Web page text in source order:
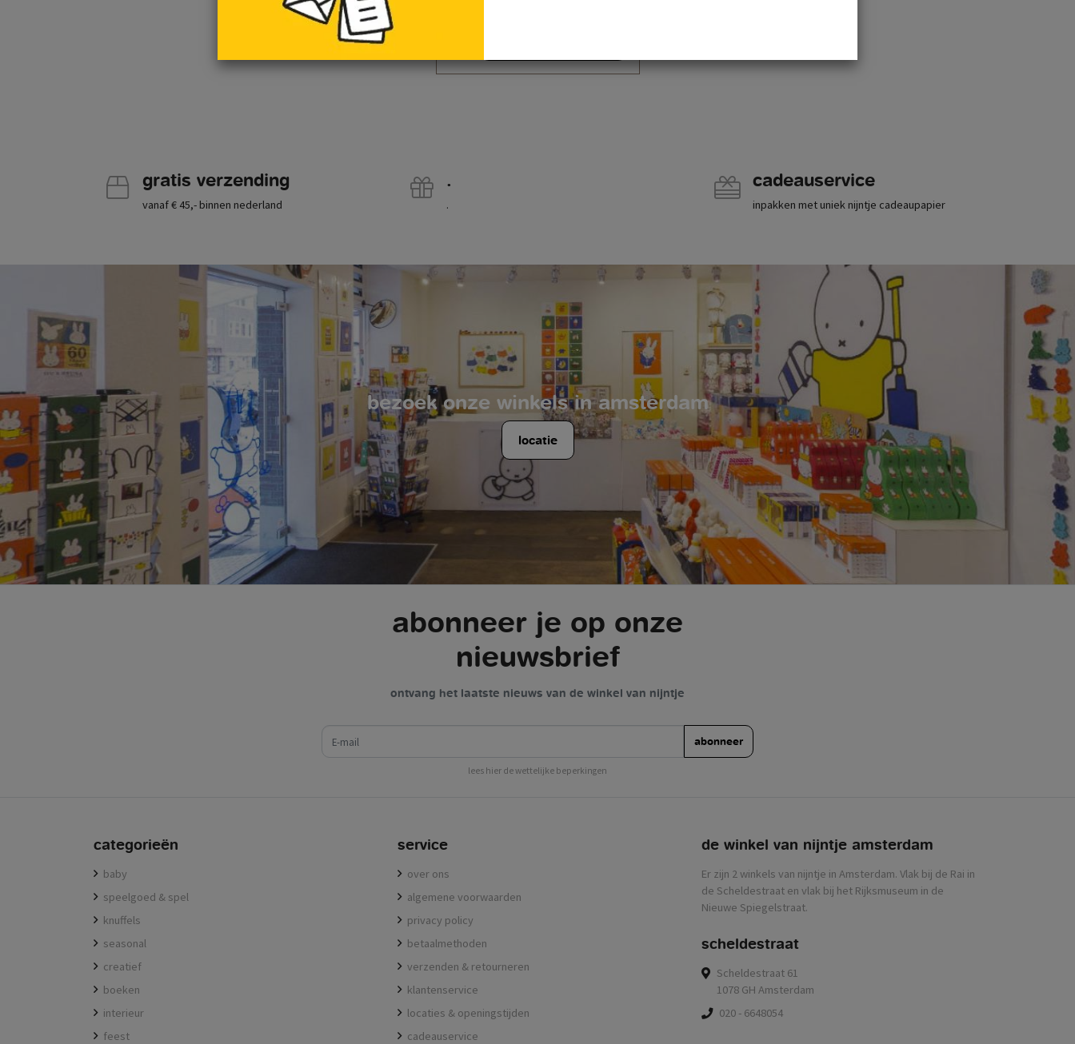
gratis verzending
vanaf € 45,- binnen nederland
.
.
cadeauservice
inpakken met uniek nijntje cadeaupapier
bezoek onze winkels in amsterdam
locatie
abonneer je op onze
nieuwsbrief
ontvang het laatste nieuws van de winkel van nijntje
e-mail
abonneer
lees hier de wettelijke beperkingen
categorieën
baby
speelgoed & spel
knuffels
seasonal
creatief
boeken
interieur
feest
service
over ons
algemene voorwaarden
privacy policy
betaalmethoden
verzenden & retourneren
klantenservice
locaties & openingstijden
cadeauservice
de winkel van nijntje
Er zijn 2 winkels van nijntje in Amsterdam. Vlak bij de Rai in
de Scheldestraat en vlak bij het Rijksmuseum in de
Nieuwe Spiegelstraat.
scheldestraat
Scheldestraat 61
1078 GH Amsterdam
020 - 6648054